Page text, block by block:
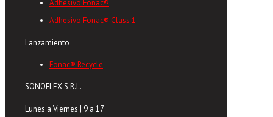
Adhesivo Fonac®
Adhesivo Fonac® Class 1
Lanzamiento
Fonac® Recycle
SONOFLEX S.R.L.
Lunes a Viernes | 9 a 17